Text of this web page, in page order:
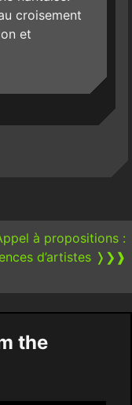
croisement
et
à propositions :
d’artistes ❭❯❱
the